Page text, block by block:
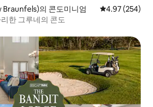
의 콘도미니엄 평점 4.97점(5
4.97 (254)
한 그루네의 콘도